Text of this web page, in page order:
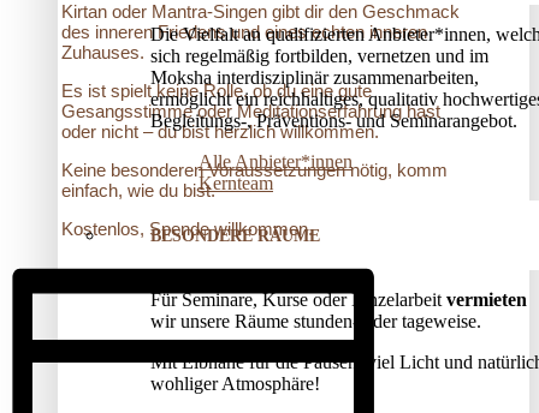
Die Vielfalt an qualifizierten Anbieter*innen,
sich regelmäßig fortbilden, vernetzen und im
Moksha interdisziplinär zusammenarbeiten,
ermöglicht ein reichhaltiges, qualitativ
Begleitungs-, Präventions­- und Seminarangebot.
Alle Anbieter*innen
Kernteam
BESONDERE RÄUME
Für Seminare, Kurse oder Einzelarbeit vermieten
wir unsere Räume stunden- oder tageweise.
Mit Elbnähe für die Pausen, viel Licht und
wohliger Atmosphäre!
Kirtan oder Mantra-Singen gibt dir den Geschmack
des inneren Friedens und eines echten inneren
Zuhauses.
Es ist spielt keine Rolle, ob du eine gute
Gesangsstimme oder Meditationserfahrung hast
oder nicht – du bist herzlich willkommen.
Keine besonderen Voraussetzungen nötig, komm
einfach, wie du bist.
Kostenlos, Spende willkommen.